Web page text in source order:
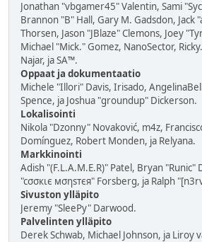
Jonathan "vbgamer45" Valentin, Sami
Brannon "B" Hall, Gary M. Gadsdon, Jack
Thorsen, Jason "JBlaze" Clemons, Joey
Michael "Mick." Gomez, NanoSector,
Najar, ja SA™.
Oppaat ja dokumentaatio
Michele "Illori" Davis, Irisado,
Spence, ja Joshua "groundup" Dickerson.
Lokalisointi
Nikola "Dzonny" Novaković, m4z,
Domínguez, Robert Monden, ja Relyana.
Markkinointi
Adish "(F.L.A.M.E.R)" Patel, Bryan "Runic"
"cσσкιє мσηѕтєя" Forsberg, ja Ralph
Sivuston ylläpito
Jeremy "SleePy" Darwood.
Palvelinten ylläpito
Derek Schwab, Michael Johnson, ja Liroy